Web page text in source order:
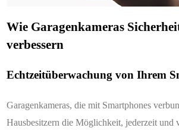
Wie Garagenkameras
verbessern
Echtzeitüberwachung von Ihrem
Garagenkameras, die mit Smartphones
Hausbesitzern die Möglichkeit, jederzeit und